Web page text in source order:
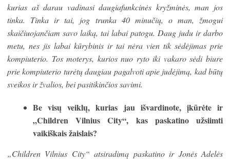
kurias aš darau vadinasi daugiafunkcinės kryžminės, man jos
tinka. Tinka ir tai, jog trunka 40 minučių, o man, žmogui
skaičiuojančiam savo laiką, tai labai patogu. Daug judu ir darbo
metu, nes jis labai kūrybinis ir tai nėra vien tik sėdėjimas prie
kompiuterio. Tos moterys, kurios nuo ryto iki vakaro sėdi biure
prie kompiuterio turėtų daugiau pagalvoti apie judėjimą, kad būtų
sveikos ir žvalios, bei pasitikinčios savimi.
Be visų veiklų, kurias jau išvardinote, įkūrėte ir
„Children Vilnius City“, kas paskatino užsiimti
vaikiškais žaislais?
„Children Vilnius City“ atsiradimą paskatino ir Jonės Adelės